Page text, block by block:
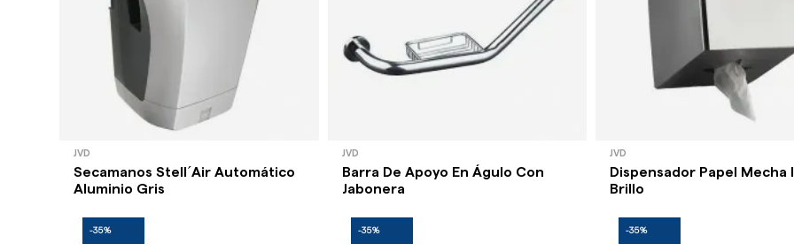
JVD
Secamanos Stell´Air Automático
Aluminio Gris
-35%
JVD
Barra De Apoyo En Águlo Con
Jabonera
-35%
JVD
Dispensador Papel Mecha
Brillo
-35%